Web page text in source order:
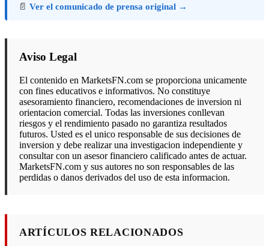
📄 Ver el comunicado de prensa original →
Aviso Legal
El contenido en MarketsFN.com se proporciona unicamente
con fines educativos e informativos. No constituye
asesoramiento financiero, recomendaciones de inversion ni
orientacion comercial. Todas las inversiones conllevan
riesgos y el rendimiento pasado no garantiza resultados
futuros. Usted es el unico responsable de sus decisiones de
inversion y debe realizar una investigacion independiente y
consultar con un asesor financiero calificado antes de actuar.
MarketsFN.com y sus autores no son responsables de las
perdidas o danos derivados del uso de esta informacion.
ARTÍCULOS RELACIONADOS